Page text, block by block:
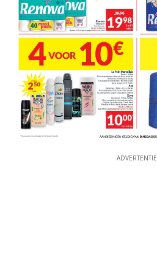
ADVERTENTIE